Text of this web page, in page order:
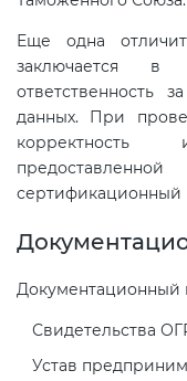
Еще одна
заключается
ответственность
данных. При
сертификационный
Документационный
Свидетельства
Устав